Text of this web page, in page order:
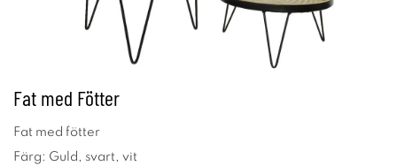
Fat med Fötter
Fat med fötter
Färg: Guld, svart, vit